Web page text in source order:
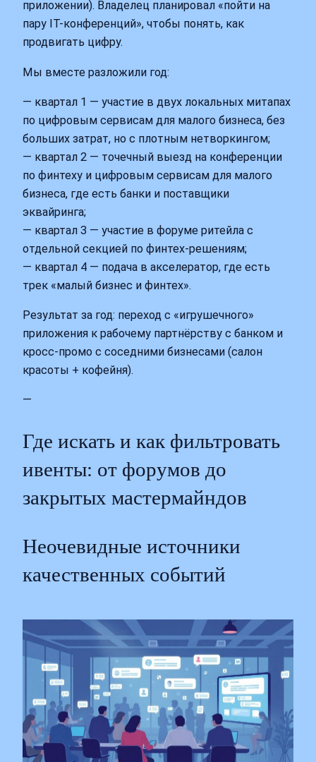
приложении). Владелец планировал «пойти на
пару IT-конференций», чтобы понять, как
продвигать цифру.
Мы вместе разложили год:
— квартал 1 — участие в двух локальных митапах
по цифровым сервисам для малого бизнеса, без
больших затрат, но с плотным нетворкингом;
— квартал 2 — точечный выезд на конференции
по финтеху и цифровым сервисам для малого
бизнеса, где есть банки и поставщики
эквайринга;
— квартал 3 — участие в форуме ритейла с
отдельной секцией по финтех-решениям;
— квартал 4 — подача в акселератор, где есть
трек «малый бизнес и финтех».
Результат за год: переход с «игрушечного»
приложения к рабочему партнёрству с банком и
кросс-промо с соседними бизнесами (салон
красоты + кофейня).
—
Где искать и как фильтровать
ивенты: от форумов до
закрытых мастермайндов
Неочевидные источники
качественных событий